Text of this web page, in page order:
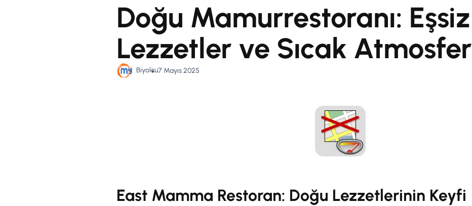
Doğu Mamurrestoranı: Eşsiz
Lezzetler ve Sıcak Atmosfer
Biyolcu7 Mayıs 2025
East Mamma Restoran: Doğu Lezzetlerinin Keyfi